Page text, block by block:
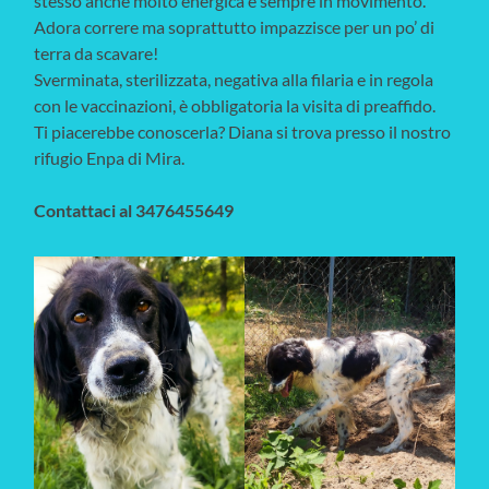
Adora correre ma soprattutto impazzisce per un po’ di
terra da scavare!
Sverminata, sterilizzata, negativa alla filaria e in regola
con le vaccinazioni, è obbligatoria la visita di preaffido.
Ti piacerebbe conoscerla? Diana si trova presso il nostro
rifugio Enpa di Mira.
Contattaci al 3476455649